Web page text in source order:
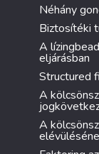
Néhány
Biztosítéki
A
eljárásban
Structured
A
A